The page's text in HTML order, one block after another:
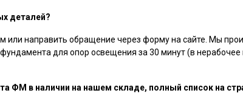
деталей?
или направить обращение через форму на сайте. Мы
для опор освещения за 30 минут (в
ФМ в наличии на нашем складе, полный список на